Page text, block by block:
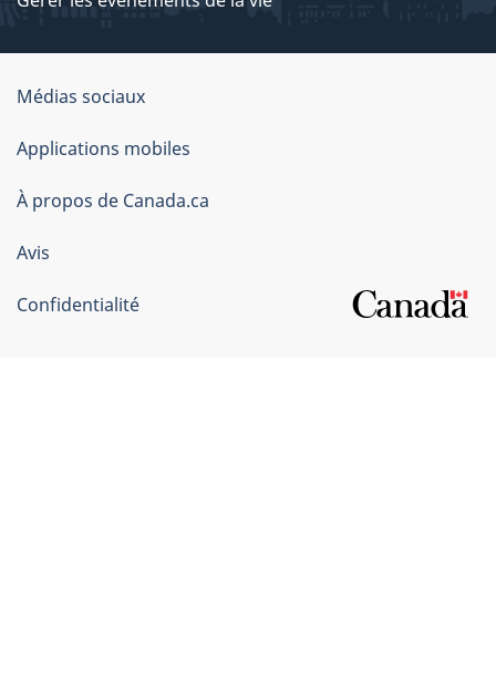
Organisation
du
gouvernement
du
Canada
Médias sociaux
Applications mobiles
À propos de Canada.ca
Avis
Confidentialité